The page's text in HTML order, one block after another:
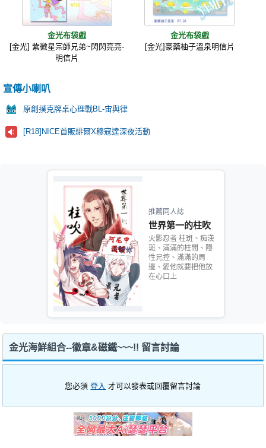
金光布袋戲
[金光] 紫微星宗師兄弟~閃閃亮亮-
明信片
金光布袋戲
[金光]豪藥柚子溫泉明信片
宣傳小喇叭
原創撲克牌桌心理戰BL-宙與律
[R18]NICE首販緋爾X穆寇達深夜活動
推薦同人誌
世界第一的柱吹
火影忍者 柱斑、痴漢
斑、滿滿的柱間、隱
性兄控、滿滿的周
邊、愛他就要把他放
在心口上
金光海鮮組合--徽章&磁鐵~~~!! 留言討論
您必須登入 才可以發表或回覆留言討論